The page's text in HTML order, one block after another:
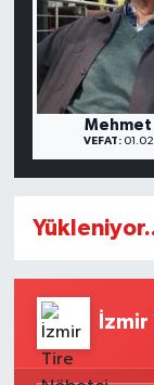
Mehmet
VEFAT: